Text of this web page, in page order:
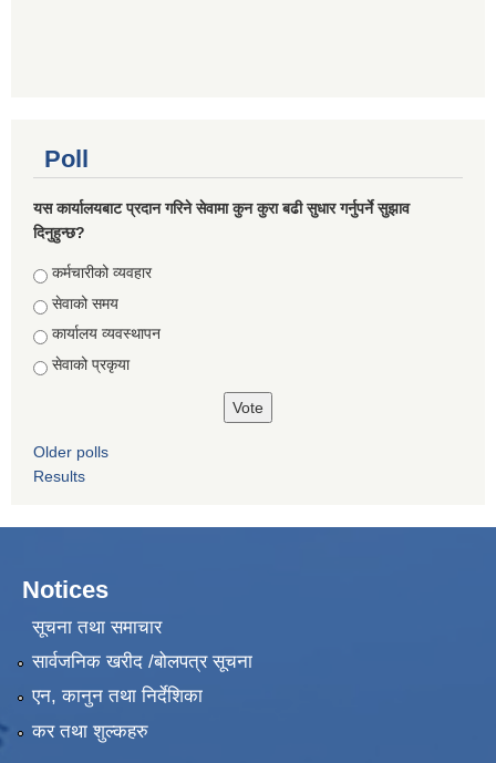
Poll
यस कार्यालयबाट प्रदान गरिने सेवामा कुन कुरा बढी सुधार गर्नुपर्ने सुझाव
दिनुहुन्छ?
Choices
कर्मचारीको व्यवहार
सेवाको समय
कार्यालय व्यवस्थापन
सेवाको प्रकृया
Older polls
Results
Notices
सूचना तथा समाचार
सार्वजनिक खरीद /बोलपत्र सूचना
एन, कानुन तथा निर्देशिका
कर तथा शुल्कहरु